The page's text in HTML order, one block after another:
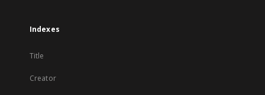
Indexes
Title
Creator